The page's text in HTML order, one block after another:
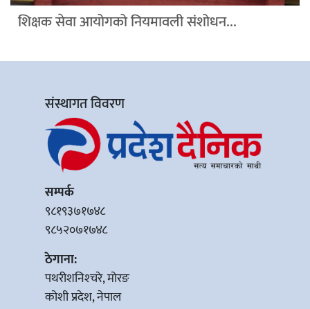
शिक्षक सेवा आयोगको नियमावली संशोधन...
संस्थागत विवरण
सम्पर्क
९८१९३७१७४८
९८५२०७१७४८
ठेगाना:
पथरीशनिश्‍चरे, मोरङ
कोशी प्रदेश, नेपाल